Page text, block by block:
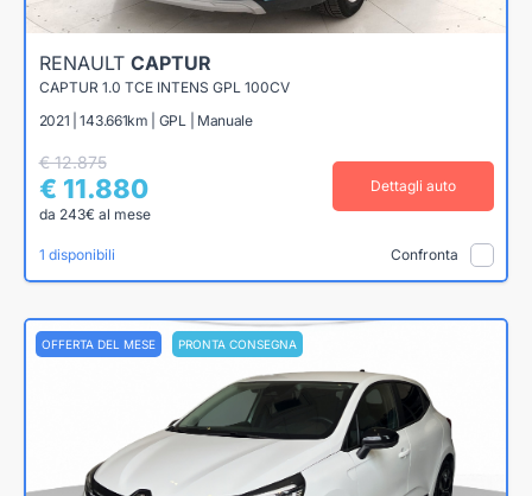
RENAULT CAPTUR
CAPTUR 1.0 TCE INTENS GPL 100CV
2021 | 143.661km | GPL | Manuale
€ 12.875
€ 11.880
da 243€ al mese
Dettagli auto
1 disponibili Confronta
OFFERTA DEL MESE PRONTA CONSEGNA